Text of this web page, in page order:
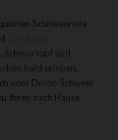
Schinkenrolle
Schmortopf und
bald erleben,
vom Duroc-Schwein
Ihnen nach Hause.